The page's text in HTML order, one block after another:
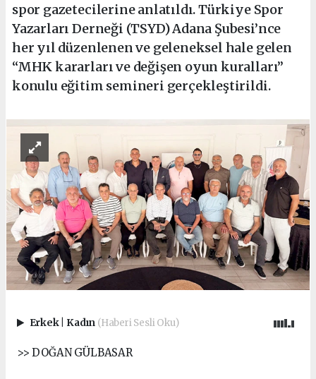
spor gazetecilerine anlatıldı. Türkiye Spor
Yazarları Derneği (TSYD) Adana Şubesi’nce
her yıl düzenlenen ve geleneksel hale gelen
“MHK kararları ve değişen oyun kuralları”
konulu eğitim semineri gerçekleştirildi.
Erkek Kadın (Haberi Sesli Oku)
>> DOĞAN GÜLBASAR